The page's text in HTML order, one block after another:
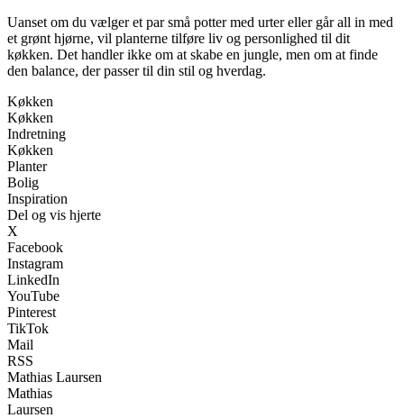
Uanset om du vælger et par små potter med urter eller går all in med
et grønt hjørne, vil planterne tilføre liv og personlighed til dit
køkken. Det handler ikke om at skabe en jungle, men om at finde
den balance, der passer til din stil og hverdag.
Køkken
Køkken
Indretning
Køkken
Planter
Bolig
Inspiration
Del og vis hjerte
X
Facebook
Instagram
LinkedIn
YouTube
Pinterest
TikTok
Mail
RSS
Mathias Laursen
Mathias
Laursen